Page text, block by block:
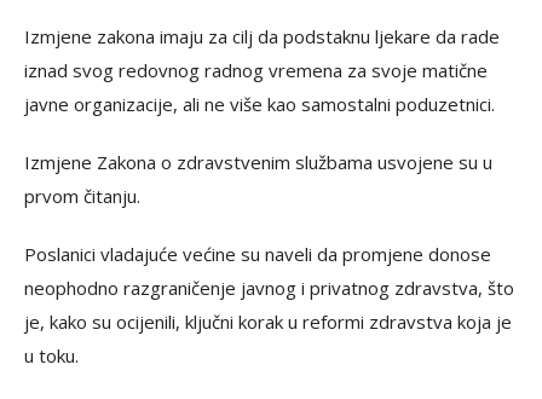
Izmjene zakona imaju za cilj da podstaknu ljekare da rade
iznad svog redovnog radnog vremena za svoje matične
javne organizacije, ali ne više kao samostalni poduzetnici.
Izmjene Zakona o zdravstvenim službama usvojene su u
prvom čitanju.
Poslanici vladajuće većine su naveli da promjene donose
neophodno razgraničenje javnog i privatnog zdravstva, što
je, kako su ocijenili, ključni korak u reformi zdravstva koja je
u toku.